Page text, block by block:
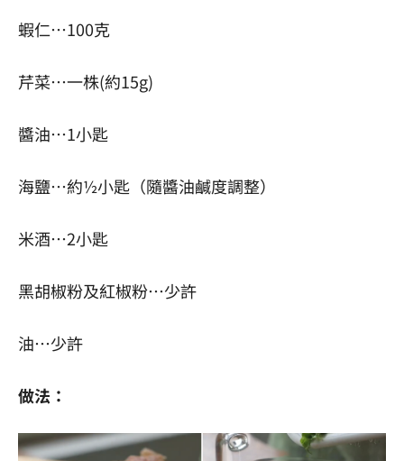
蝦仁…100克
芹菜…一株(約15g)
醬油…1小匙
海鹽…約½小匙（隨醬油鹹度調整）
米酒…2小匙
黑胡椒粉及紅椒粉…少許
油…少許
做法：